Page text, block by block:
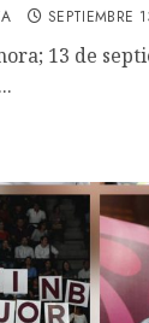
SEPTIEMBRE
13 de